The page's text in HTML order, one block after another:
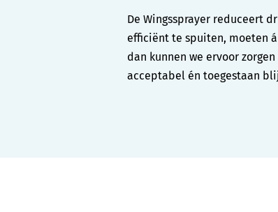
De Wingssprayer reduceert
efficiënt te spuiten, moeten
dan kunnen we ervoor
acceptabel én toegestaan